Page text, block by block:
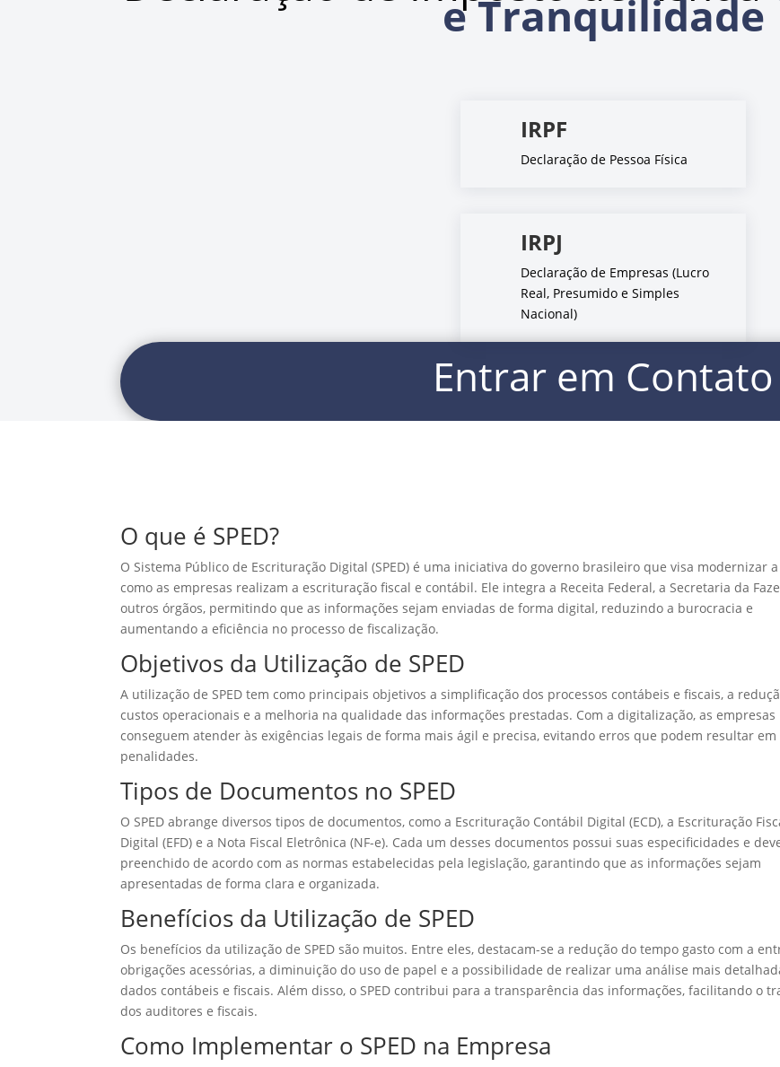
e Tranquilidade
IRPF
Declaração de Pessoa Física
IRPJ
Declaração de Empresas (Lucro
Real, Presumido e Simples
Nacional)
Entrar em Contato
O que é SPED?
O Sistema Público de Escrituração Digital (SPED) é uma iniciativa do governo brasileiro que visa modernizar
como as empresas realizam a escrituração fiscal e contábil. Ele integra a Receita Federal, a Secretaria da
outros órgãos, permitindo que as informações sejam enviadas de forma digital, reduzindo a burocracia e
aumentando a eficiência no processo de fiscalização.
Objetivos da Utilização de SPED
A utilização de SPED tem como principais objetivos a simplificação dos processos contábeis e fiscais, a
custos operacionais e a melhoria na qualidade das informações prestadas. Com a digitalização, as empresas
conseguem atender às exigências legais de forma mais ágil e precisa, evitando erros que podem resultar em
penalidades.
Tipos de Documentos no SPED
O SPED abrange diversos tipos de documentos, como a Escrituração Contábil Digital (ECD), a Escrituração
Digital (EFD) e a Nota Fiscal Eletrônica (NF-e). Cada um desses documentos possui suas especificidades e
preenchido de acordo com as normas estabelecidas pela legislação, garantindo que as informações sejam
apresentadas de forma clara e organizada.
Benefícios da Utilização de SPED
Os benefícios da utilização de SPED são muitos. Entre eles, destacam-se a redução do tempo gasto com a
obrigações acessórias, a diminuição do uso de papel e a possibilidade de realizar uma análise mais
dados contábeis e fiscais. Além disso, o SPED contribui para a transparência das informações, facilitando o
dos auditores e fiscais.
Como Implementar o SPED na Empresa